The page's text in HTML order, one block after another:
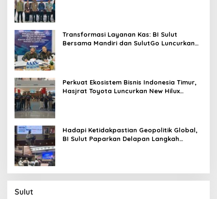
Transformasi Layanan Kas: BI Sulut
Bersama Mandiri dan SulutGo Luncurkan
Perkuat Ekosistem Bisnis Indonesia Timur,
Hasjrat Toyota Luncurkan New Hilux
Hadapi Ketidakpastian Geopolitik Global,
BI Sulut Paparkan Delapan Langkah
Sulut